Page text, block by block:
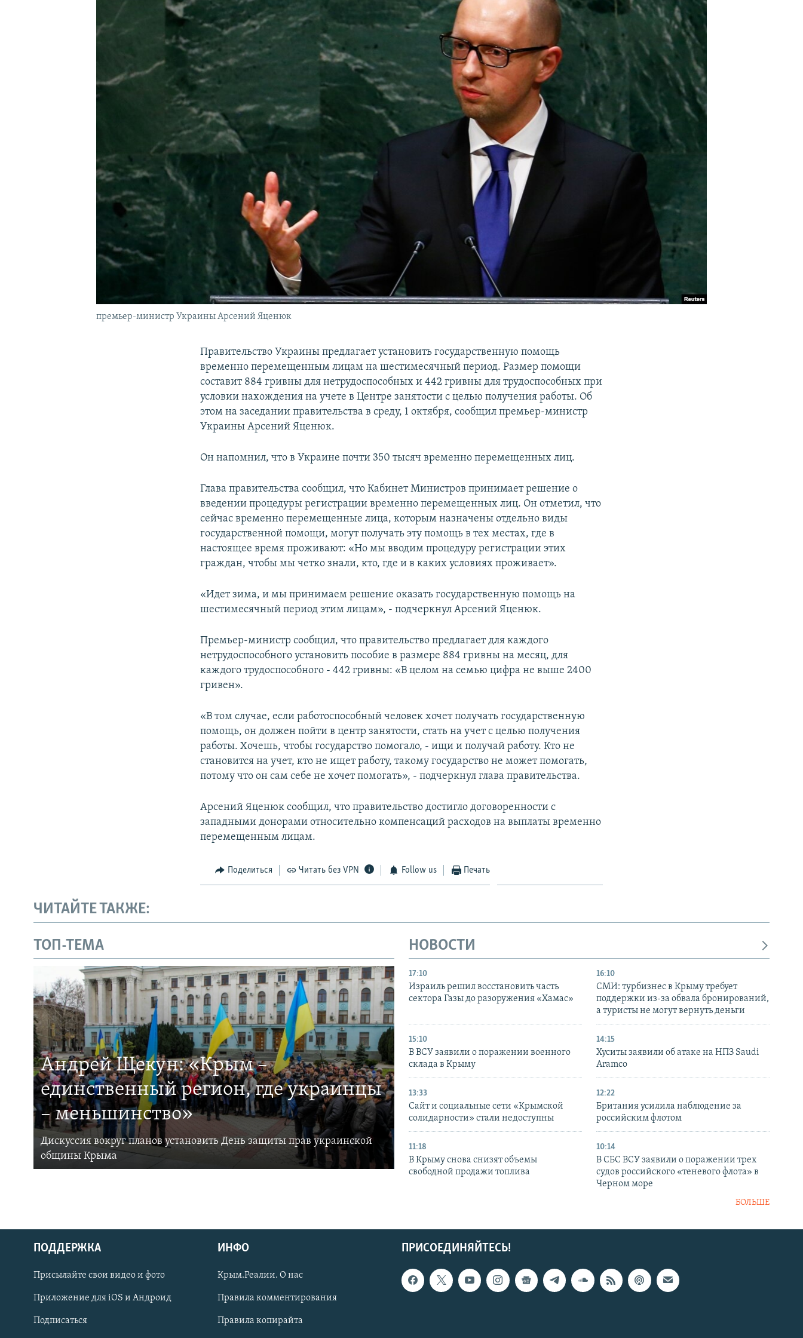
КРЫМ.НЕПОКОРЕННЫЙ
Українською
Qırımtatar
ПРИСОЕДИНЯЙТЕСЬ!
премьер-министр Украины Арсений Яценюк
Правительство Украины предлагает установить государственную помощь
временно перемещенным лицам на шестимесячный период. Размер помощи
составит 884 гривны для нетрудоспособных и 442 гривны для трудоспособных при
условии нахождения на учете в Центре занятости с целью получения работы. Об
этом на заседании правительства в среду, 1 октября, сообщил премьер-министр
Украины Арсений Яценюк.
Он напомнил, что в Украине почти 350 тысяч временно перемещенных лиц.
Глава правительства сообщил, что Кабинет Министров принимает решение о
введении процедуры регистрации временно перемещенных лиц. Он отметил, что
сейчас временно перемещенные лица, которым назначены отдельно виды
государственной помощи, могут получать эту помощь в тех местах, где в
настоящее время проживают: «Но мы вводим процедуру регистрации этих
граждан, чтобы мы четко знали, кто, где и в каких условиях проживает».
«Идет зима, и мы принимаем решение оказать государственную помощь на
шестимесячный период этим лицам», - подчеркнул Арсений Яценюк.
Премьер-министр сообщил, что правительство предлагает для каждого
нетрудоспособного установить пособие в размере 884 гривны на месяц, для
каждого трудоспособного - 442 гривны: «В целом на семью цифра не выше 2400
гривен».
«В том случае, если работоспособный человек хочет получать государственную
помощь, он должен пойти в центр занятости, стать на учет с целью получения
работы. Хочешь, чтобы государство помогало, - ищи и получай работу. Кто не
становится на учет, кто не ищет работу, такому государство не может помогать,
потому что он сам себе не хочет помогать», - подчеркнул глава правительства.
Арсений Яценюк сообщил, что правительство достигло договоренности с
западными донорами относительно компенсаций расходов на выплаты временно
перемещенным лицам.
Поделиться Читать без VPN Follow us Печать
ЧИТАЙТЕ ТАКЖЕ:
ТОП-ТЕМА
Андрей Щекун: «Крым –
единственный регион, где украинцы
– меньшинство»
Дискуссия вокруг планов установить День защиты прав украинской
общины Крыма
НОВОСТИ
17:10
Израиль решил восстановить часть
сектора Газы до разоружения «Хамас»
16:10
СМИ: турбизнес в Крыму требует
поддержки из-за обвала бронирований,
а туристы не могут вернуть деньги
15:10
В ВСУ заявили о поражении военного
склада в Крыму
14:15
Хуситы заявили об атаке на НПЗ Saudi
Aramco
13:33
Сайт и социальные сети «Крымской
солидарности» стали недоступны
12:22
Британия усилила наблюдение за
российским флотом
11:18
В Крыму снова снизят объемы
свободной продажи топлива
10:14
В СБС ВСУ заявили о поражении трех
судов российского «теневого флота» в
Черном море
БОЛЬШЕ
ПРИСОЕДИНЯЙТЕСЬ!
ПОДДЕРЖКА
Присылайте свои видео и фото
Приложение для iOS и Андроид
Подписаться
ИНФО
Крым.Реалии. О нас
Правила комментирования
Правила копирайта